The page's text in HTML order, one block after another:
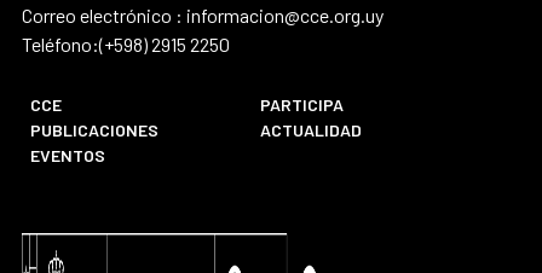
Correo electrónico : informacion@cce.org.uy
Teléfono:(+598) 2915 2250
CCE
PARTICIPA
PUBLICACIONES
ACTUALIDAD
EVENTOS